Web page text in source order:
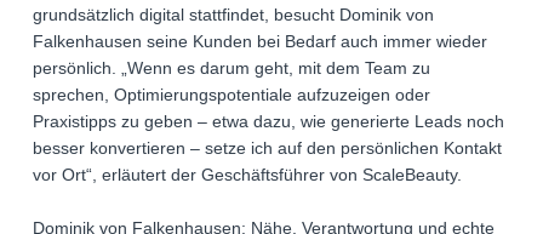
grundsätzlich digital stattfindet, besucht Dominik von
Falkenhausen seine Kunden bei Bedarf auch immer wieder
persönlich. „Wenn es darum geht, mit dem Team zu
sprechen, Optimierungspotentiale aufzuzeigen oder
Praxistipps zu geben – etwa dazu, wie generierte Leads noch
besser konvertieren – setze ich auf den persönlichen Kontakt
vor Ort“, erläutert der Geschäftsführer von ScaleBeauty.
Dominik von Falkenhausen: Nähe, Verantwortung und echte